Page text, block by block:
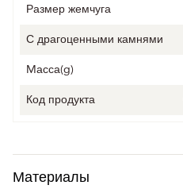
Размер жемчуга
С драгоценными камнями
Mасса(g)
Код продукта
Материалы